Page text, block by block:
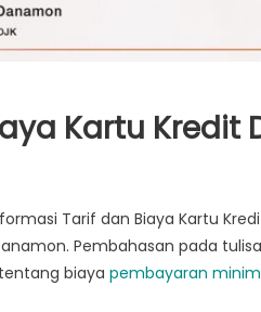
Kartu Kredit
Tarif dan Biaya Kartu
Pembahasan pada
biaya pembayaran